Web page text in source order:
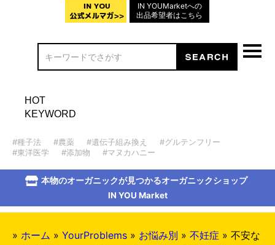
IN YOUMarketへの
出品希望者はこちら
HOT
KEYWORD
#種子法 #農薬 #遺伝子組み換え
#グルテンフリー
#東洋医学
#添加物 #マヌカハニー
本物のオーガニックが見つかるオーガニックショップ
IN YOU Market
» ホーム » YourProblems » お悩み別 » 不妊症 » 不安な